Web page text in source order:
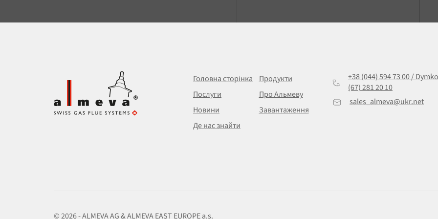
Головна сторінка
Продукти
Послуги
Про Альмеву
Новини
Завантаження
Де нас знайти
+38 (044) 594 73 00 /
(67) 281 20 10
sales_almeva@ukr.net
© 2026 - ALMEVA AG & ALMEVA EAST EUROPE a.s.